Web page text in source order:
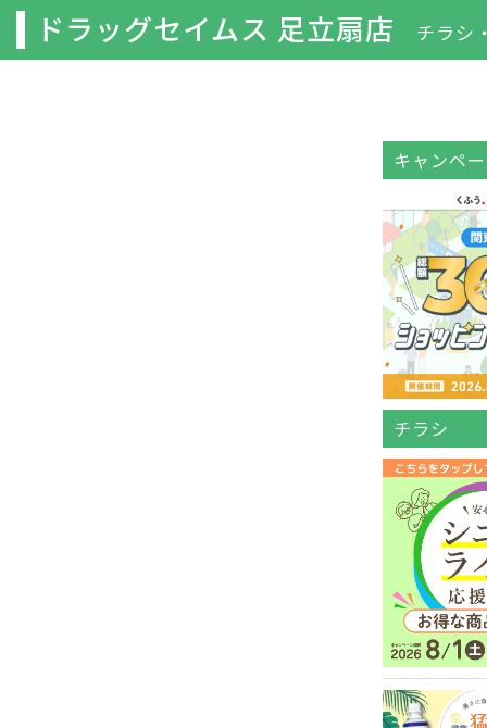
ドラッグセイムス 足立扇店 チラシ
キャンペ
チラシ